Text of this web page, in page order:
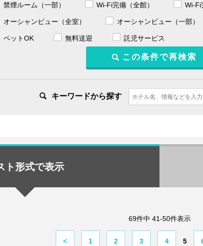
禁煙ルーム（一部） Wi-Fi完備（全館） Wi-Fi
オーシャンビュー（全室） オーシャンビュー（一部）
ペットOK 無料送迎 託児サービス
キーワードから探す
ト形式で表示
69件中 41-50件表示
< 1 2 3 4 5